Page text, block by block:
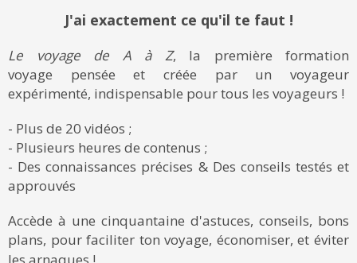
J'ai exactement ce qu'il te faut !
Le voyage de A à Z, la première formation
voyage pensée et créée par un voyageur
expérimenté, indispensable pour tous les voyageurs !
- Plus de 20 vidéos ;
- Plusieurs heures de contenus ;
- Des connaissances précises & Des conseils testés et
approuvés
Accède à une cinquantaine d'astuces, conseils, bons
plans, pour faciliter ton voyage, économiser, et éviter
les arnaques !